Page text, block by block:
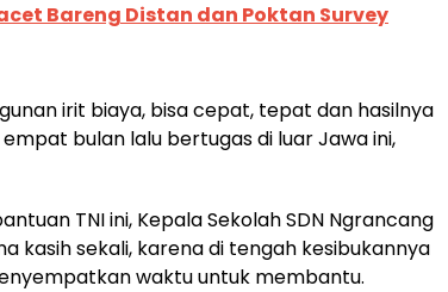
Bareng Distan dan Poktan Survey
irit biaya, bisa cepat, tepat dan hasilnya
bulan lalu bertugas di luar Jawa ini,
TNI ini, Kepala Sekolah SDN Ngrancang
kasih sekali, karena di tengah kesibukannya
waktu untuk membantu.